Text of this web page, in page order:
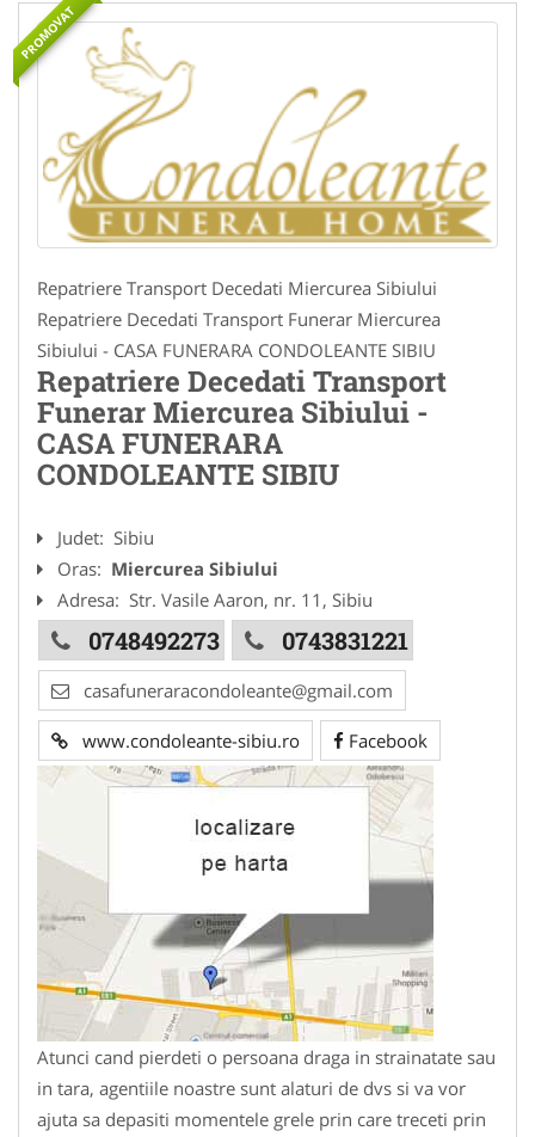
PROMOVAT
Repatriere Transport Decedati Miercurea Sibiului
Repatriere Decedati Transport Funerar Miercurea
Sibiului - CASA FUNERARA CONDOLEANTE SIBIU
Repatriere Decedati Transport
Funerar Miercurea Sibiului -
CASA FUNERARA
CONDOLEANTE SIBIU
Judet: Sibiu
Oras: Miercurea Sibiului
Adresa: Str. Vasile Aaron, nr. 11, Sibiu
0748492273 0743831221
casafuneraracondoleante@gmail.com
www.condoleante-sibiu.ro Facebook
Atunci cand pierdeti o persoana draga in strainatate sau
in tara, agentiile noastre sunt alaturi de dvs si va vor
ajuta sa depasiti momentele grele prin care treceti prin